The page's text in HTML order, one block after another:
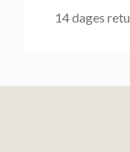
14 dages